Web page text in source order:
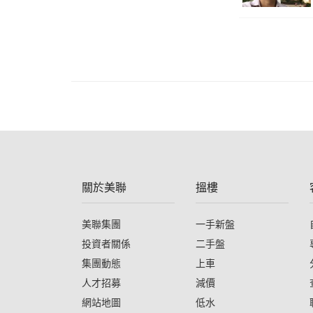
關於美聯
美聯集團
投資者關係
集團動態
人才招募
網站地圖
搵樓
一手新盤
二手盤
上車
減價
低水